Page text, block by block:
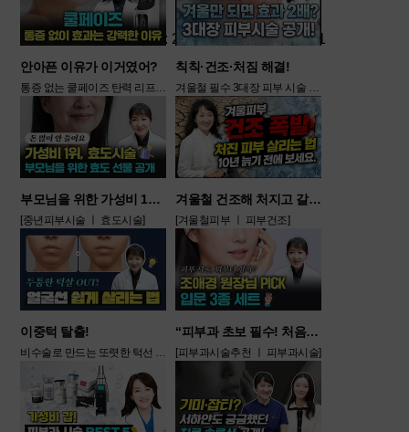
안아픈 이유가 이거였어?
통증 없는 쿨페이즈 탄력 리프팅 [쿨페이즈 ㅣ 고주라피르팅]
칙칙·건조·처짐 해결!
겨울철 필수 3대장 피부 시술 공개 [겨울철피부관리 ㅣ 겨울피부시술]
부모님을 위한 가성비 1순위 효도 시술 공개
[중년피부시술 ㅣ 효도시술]
겨울철 건조해 처지고 갈라지는 피부 살리기
[겨울철피부 ㅣ 피부건조]
이중턱 탈출!
비수술로 만드는 또렷한 턱선 비법 [이중턱개선 ㅣ 턱살비수술]
“피부과 초보 필수! 처음엔 무조건 이 3가지만 받으면 됩니다”
[피부과시술추천 ㅣ 피부과시술]
이벤트 기간 : 2026.08.01~2026.08.31
LDM 보습 관리
3회
190,000원
브이올렛 주사
코르셋 주사 1회
+ 약처방
70,000원
겨드랑이 제모
5회